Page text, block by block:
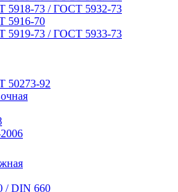
5918-73 / ГОСТ 5932-73
5916-70
5919-73 / ГОСТ 5933-73
50273-92
/ DIN 660